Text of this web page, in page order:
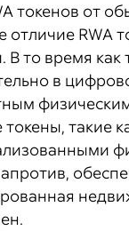
токенов от
отличие RWA
В то время
в
такие